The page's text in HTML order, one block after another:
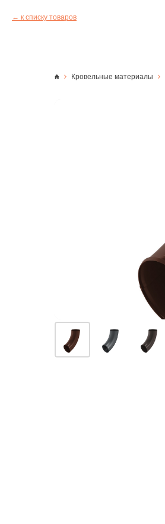
к списку товаров
Кровельные материалы